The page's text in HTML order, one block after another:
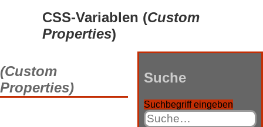
CSS-Variablen (Custom
Properties)
(Custom
Properties)
Suche
Suchbegriff eingeben